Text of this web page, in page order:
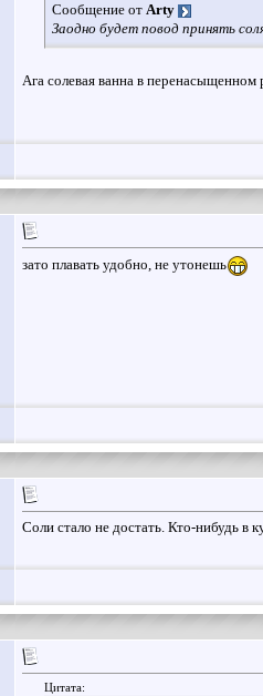
Сообщение от Arty
Заодно будет повод принять
Ага солевая ванна в
зато плавать удобно, не утонешь
Соли стало не достать. Кто-нибудь в
Цитата: